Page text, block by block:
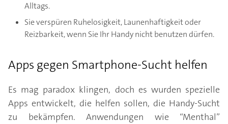
Alltags.
Sie verspüren Ruhelosigkeit, Launenhaftigkeit oder
Reizbarkeit, wenn Sie Ihr Handy nicht benutzen dürfen.
Apps gegen Smartphone-Sucht helfen
Es mag paradox klingen, doch es wurden spezielle
Apps entwickelt, die helfen sollen, die Handy-Sucht
zu bekämpfen. Anwendungen wie “Menthal”